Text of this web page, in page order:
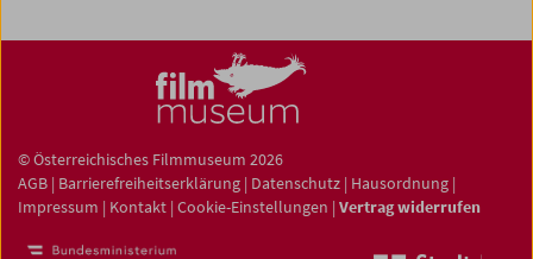
© Österreichisches Filmmuseum 2026
AGB | Barrierefreiheitserklärung | Datenschutz | Hausordnung |
Impressum | Kontakt | Cookie-Einstellungen | Vertrag widerrufen